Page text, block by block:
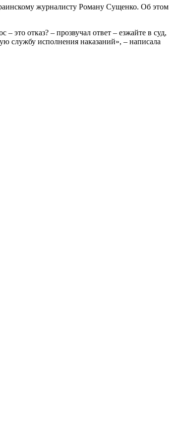
журналисту Роману Сущенко. Об этом
это отказ? – прозвучал ответ – езжайте в суд,
службу исполнения наказаний», – написала